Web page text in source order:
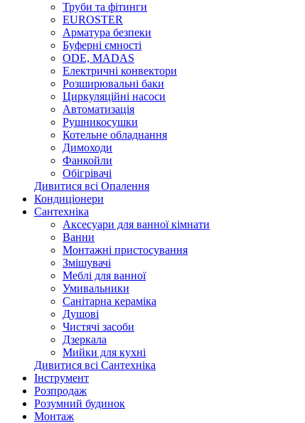
Труби та фітинги
EUROSTER
Арматура безпеки
Буферні ємності
ODE, MADAS
Електричні конвектори
Розширювальні баки
Циркуляційні насоси
Автоматизація
Рушникосушки
Котельне обладнання
Димоходи
Фанкойли
Обігрівачі
Дивитися всі Опалення
Кондиціонери
Сантехніка
Аксесуари для ванної кімнати
Ванни
Монтажні пристосування
Змішувачі
Меблі для ванної
Умивальники
Санітарна кераміка
Душові
Чистячі засоби
Дзеркала
Мийки для кухні
Дивитися всі Сантехніка
Інструмент
Розпродаж
Розумний будинок
Монтаж